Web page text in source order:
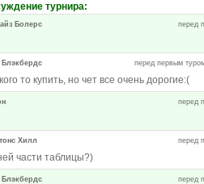
турнира:
Болерс перед
перед первым
то купить, но чет все очень дорогие:(
перед
Хилл перед
части таблицы?)
перед